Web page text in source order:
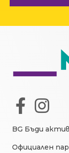
BG Бъди
Официален